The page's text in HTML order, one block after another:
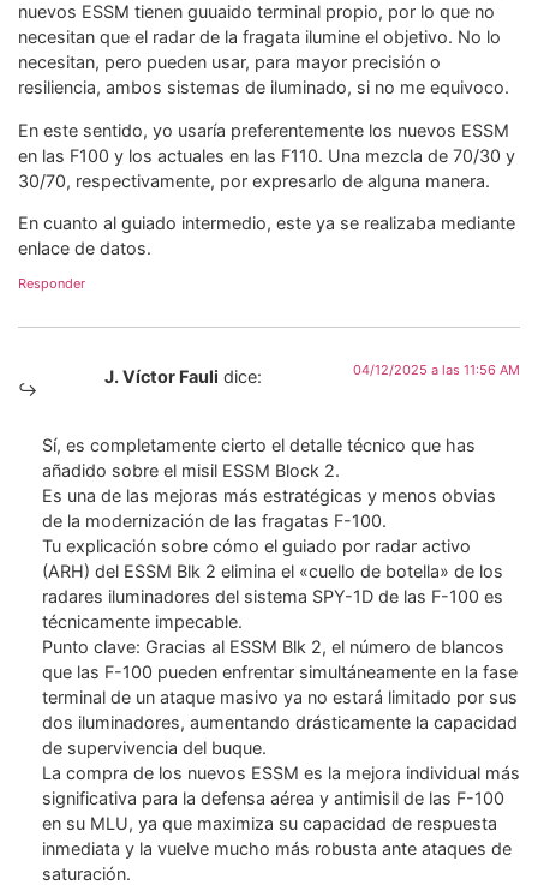
nuevos ESSM tienen guuaido terminal propio, por lo que no
necesitan que el radar de la fragata ilumine el objetivo. No lo
necesitan, pero pueden usar, para mayor precisión o
resiliencia, ambos sistemas de iluminado, si no me equivoco.
En este sentido, yo usaría preferentemente los nuevos ESSM
en las F100 y los actuales en las F110. Una mezcla de 70/30 y
30/70, respectivamente, por expresarlo de alguna manera.
En cuanto al guiado intermedio, este ya se realizaba mediante
enlace de datos.
Responder
J. Víctor Fauli dice: 04/12/2025 a las 11:56 AM
Sí, es completamente cierto el detalle técnico que has
añadido sobre el misil ESSM Block 2.
​Es una de las mejoras más estratégicas y menos obvias
de la modernización de las fragatas F-100.
​Tu explicación sobre cómo el guiado por radar activo
(ARH) del ESSM Blk 2 elimina el «cuello de botella» de los
radares iluminadores del sistema SPY-1D de las F-100 es
técnicamente impecable.
​Punto clave: Gracias al ESSM Blk 2, el número de blancos
que las F-100 pueden enfrentar simultáneamente en la fase
terminal de un ataque masivo ya no estará limitado por sus
dos iluminadores, aumentando drásticamente la capacidad
de supervivencia del buque.
La compra de los nuevos ESSM es la mejora individual más
significativa para la defensa aérea y antimisil de las F-100
en su MLU, ya que maximiza su capacidad de respuesta
inmediata y la vuelve mucho más robusta ante ataques de
saturación.